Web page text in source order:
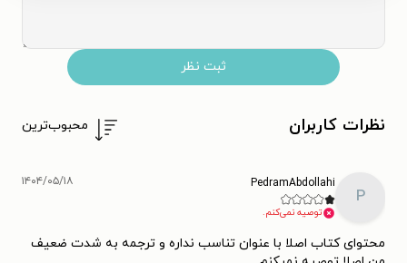
ثبت نظر
نظرات کاربران محبوب‌ترین
P
PedramAbdollahi
توصیه نمی‌کنم.
۱۴۰۴/۰۵/۱۸
محتوای کتاب اصلا با عنوان تناسب نداره و ترجمه به شدت ضعیف